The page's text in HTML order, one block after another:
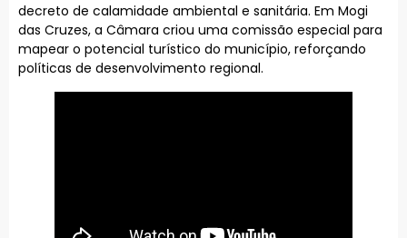
decreto de calamidade ambiental e sanitária. Em Mogi
das Cruzes, a Câmara criou uma comissão especial para
mapear o potencial turístico do município, reforçando
políticas de desenvolvimento regional.